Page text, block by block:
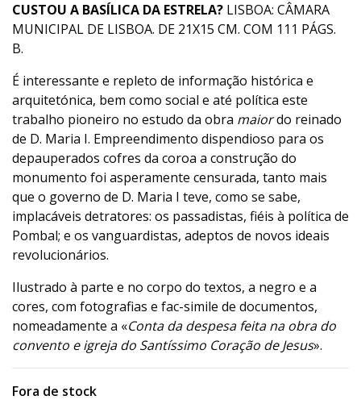
CUSTOU A BASÍLICA DA ESTRELA? LISBOA: CÂMARA
MUNICIPAL DE LISBOA. DE 21X15 CM. COM 111 PÁGS.
B.
É interessante e repleto de informação histórica e
arquitetónica, bem como social e até política este
trabalho pioneiro no estudo da obra maiordo reinado
de D. Maria I. Empreendimento dispendioso para os
depauperados cofres da coroa a construção do
monumento foi asperamente censurada, tanto mais
que o governo de D. Maria I teve, como se sabe,
implacáveis detratores: os passadistas, fiéis à política de
Pombal; e os vanguardistas, adeptos de novos ideais
revolucionários.
Ilustrado à parte e no corpo do textos, a negro e a
cores, com fotografias e fac-simile de documentos,
nomeadamente a «Conta da despesa feita na obra do
convento e igreja do Santíssimo Coração de Jesus».
Fora de stock